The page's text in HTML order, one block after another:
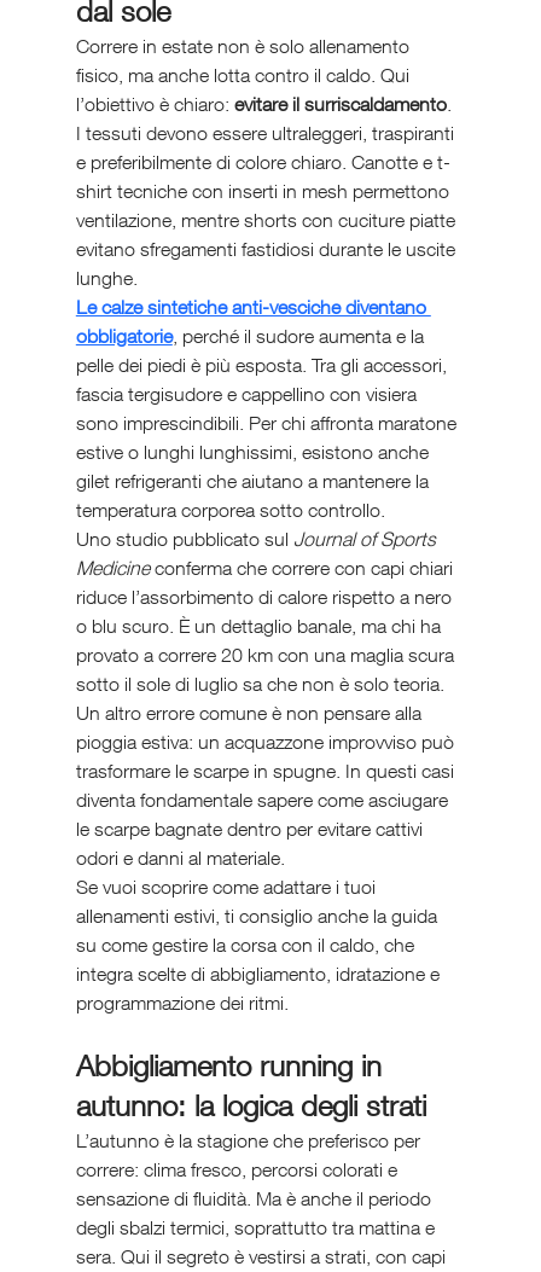
dal sole
Correre in estate non è solo allenamento
fisico, ma anche lotta contro il caldo. Qui
l’obiettivo è chiaro: evitare il surriscaldamento.
I tessuti devono essere ultraleggeri, traspiranti
e preferibilmente di colore chiaro. Canotte e t-
shirt tecniche con inserti in mesh permettono
ventilazione, mentre shorts con cuciture piatte
evitano sfregamenti fastidiosi durante le uscite
lunghe.
Le calze sintetiche anti-vesciche diventano
obbligatorie, perché il sudore aumenta e la
pelle dei piedi è più esposta. Tra gli accessori,
fascia tergisudore e cappellino con visiera
sono imprescindibili. Per chi affronta maratone
estive o lunghi lunghissimi, esistono anche
gilet refrigeranti che aiutano a mantenere la
temperatura corporea sotto controllo.
Uno studio pubblicato sul Journal of Sports
Medicine conferma che correre con capi chiari
riduce l’assorbimento di calore rispetto a nero
o blu scuro. È un dettaglio banale, ma chi ha
provato a correre 20 km con una maglia scura
sotto il sole di luglio sa che non è solo teoria.
Un altro errore comune è non pensare alla
pioggia estiva: un acquazzone improvviso può
trasformare le scarpe in spugne. In questi casi
diventa fondamentale sapere come asciugare
le scarpe bagnate dentro per evitare cattivi
odori e danni al materiale.
Se vuoi scoprire come adattare i tuoi
allenamenti estivi, ti consiglio anche la guida
su come gestire la corsa con il caldo, che
integra scelte di abbigliamento, idratazione e
programmazione dei ritmi.
Abbigliamento running in
autunno: la logica degli strati
L’autunno è la stagione che preferisco per
correre: clima fresco, percorsi colorati e
sensazione di fluidità. Ma è anche il periodo
degli sbalzi termici, soprattutto tra mattina e
sera. Qui il segreto è vestirsi a strati, con capi